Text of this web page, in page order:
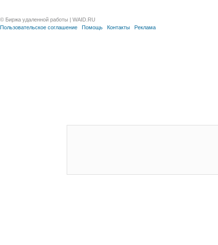
© Биржа удаленной работы | WAID.RU
Пользовательское соглашение
Помощь Контакты Реклама